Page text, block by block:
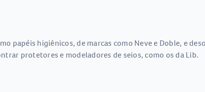
papéis higiênicos, de marcas como Neve e Doble, e
protetores e modeladores de seios, como os da Lib.